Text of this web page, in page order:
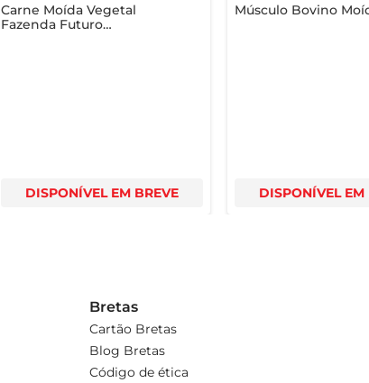
Carne Moída Vegetal
Fazenda Futuro
DISPONÍVEL EM BREVE
Músculo Bovino
DISPONÍVEL EM
Bretas
Cartão Bretas
Blog Bretas
Código de ética